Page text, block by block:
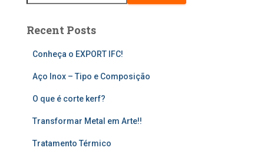
Recent Posts
Conheça o EXPORT IFC!
Aço Inox – Tipo e Composição
O que é corte kerf?
Transformar Metal em Arte!!
Tratamento Térmico